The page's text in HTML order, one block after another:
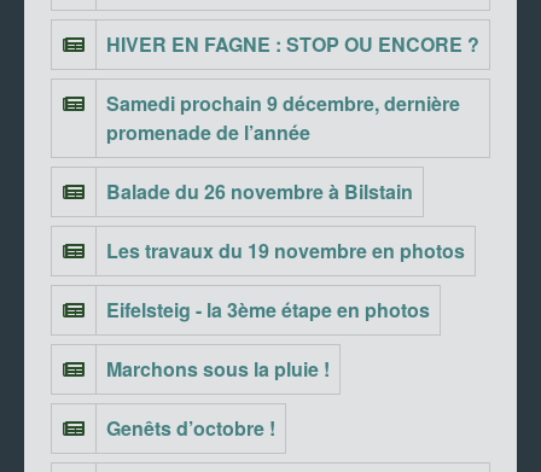
HIVER EN FAGNE : STOP OU ENCORE ?
Samedi prochain 9 décembre, dernière
promenade de l’année
Balade du 26 novembre à Bilstain
Les travaux du 19 novembre en photos
Eifelsteig - la 3ème étape en photos
Marchons sous la pluie !
Genêts d’octobre !